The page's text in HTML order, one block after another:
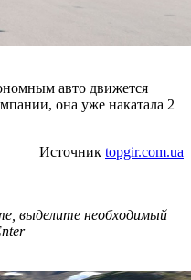
авто движется
она уже накатала 2
Источник topgir.com.ua
выделите необходимый